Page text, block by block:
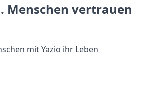
Menschen vertrauen
mit Yazio ihr Leben